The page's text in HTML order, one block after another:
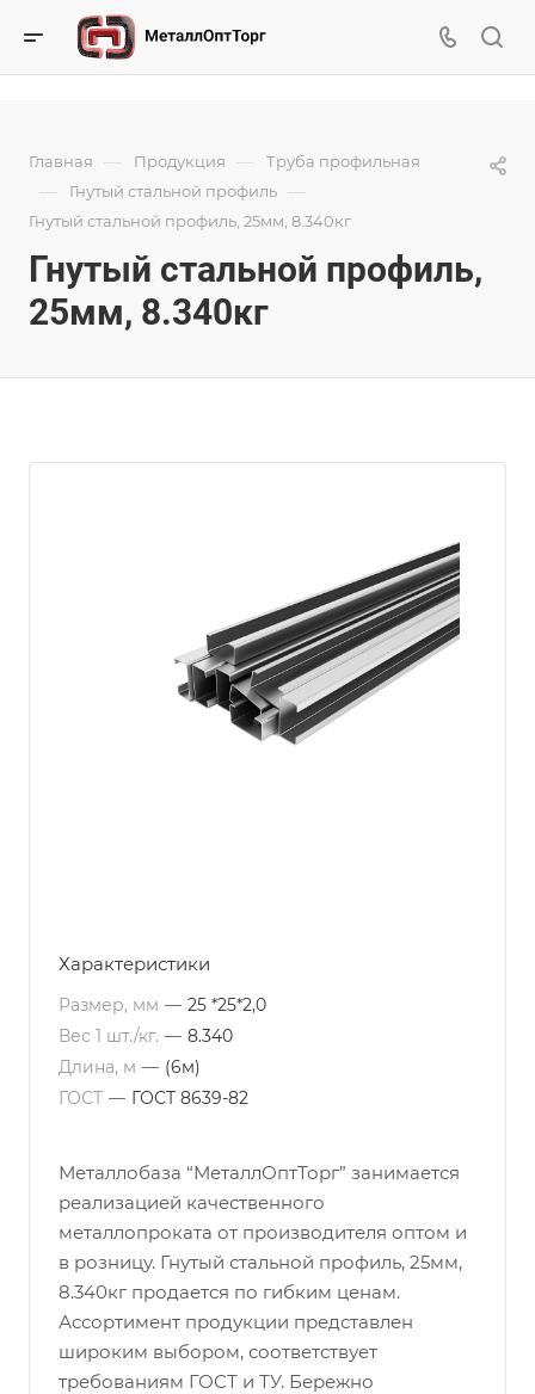
Главная — Продукция — Труба профильная
— Гнутый стальной профиль —
Гнутый стальной профиль, 25мм, 8.340кг
Гнутый стальной профиль,
25мм, 8.340кг
Характеристики
Размер, мм — 25 *25*2,0
Вес 1 шт./кг. — 8.340
Длина, м — (6м)
ГОСТ — ГОСТ 8639-82
Металлобаза “МеталлОптТорг” занимается
реализацией качественного
металлопроката от производителя оптом и
в розницу. Гнутый стальной профиль, 25мм,
8.340кг продается по гибким ценам.
Ассортимент продукции представлен
широким выбором, соответствует
требованиям ГОСТ и ТУ. Бережно